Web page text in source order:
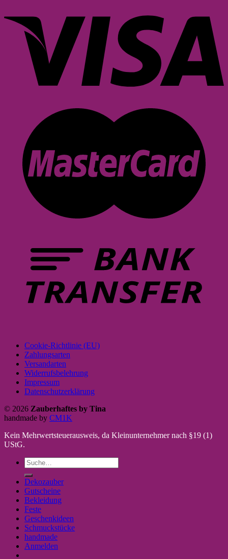
Cookie-Richtlinie (EU)
Zahlungsarten
Versandarten
Widerrufsbelehrung
Impressum
Datenschutzerklärung
© 2026 Zauberhaftes by Tina
handmade by CM1K
Kein Mehrwertsteuerausweis, da Kleinunternehmer nach §19 (1)
UStG.
Suche
nach:
Dekozauber
Gutscheine
Bekleidung
Feste
Geschenkideen
Schmuckstücke
handmade
Anmelden